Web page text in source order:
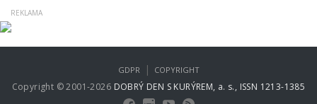
Copyright © 2001-2026 DOBRÝ DEN S KURÝREM, a. s., ISSN 1213-1385
GDPR | COPYRIGHT